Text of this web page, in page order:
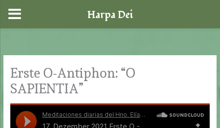
springen
Erste O-Antiphon: “O
SAPIENTIA”
Harpa Dei